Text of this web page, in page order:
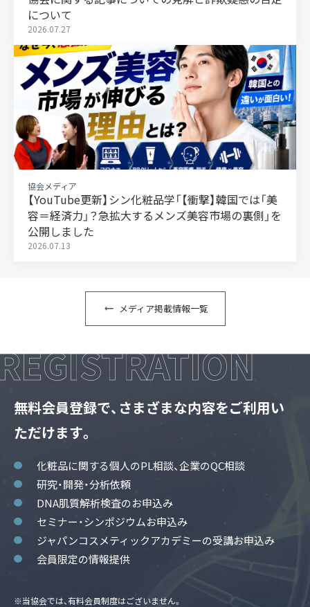
について
2026.07.27
協会メディア
【YouTube更新】シン化粧品学「【衝撃】韓国では「美
容＝経済力」？急拡大するメンズ美容市場の裏側」を
公開しました
2026.07.13
メディア掲載情報一覧
無料会員登録で、さまざまな内容をご利用い
ただけます。
化粧品に関する個人のPL相談、企業のQC相談
研究・開発・分析依頼
DNA肌質解析検査のお申込み
セミナー・シンポジウムお申込み
ジャパンコスメティックアカデミーの受講お申込み
会員限定の情報提供
※当協会では、有料会員制度はございません。